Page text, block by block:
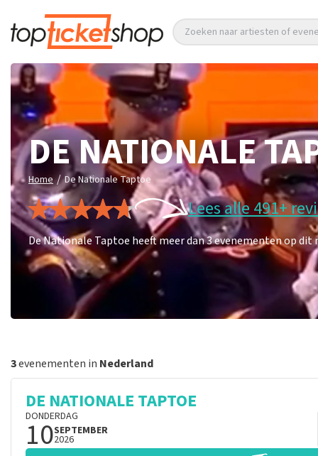
Zoeken naar artiesten of
DE NATIONALE
Home / De Nationale Taptoe
Lees alle 491+
De Nationale Taptoe heeft meer dan 3 evenementen op
3evenementen in Nederland
DE NATIONALE TAPTOE
DONDERDAG
10SEPTEMBER
2026